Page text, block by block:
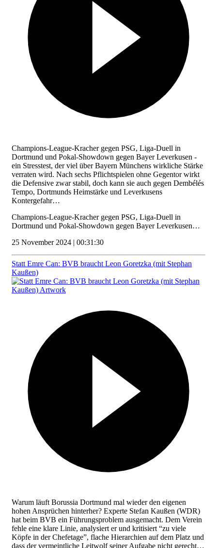
Champions-League-Kracher gegen PSG, Liga-Duell in
Dortmund und Pokal-Showdown gegen Bayer Leverkusen -
ein Stresstest, der viel über Bayern Münchens wirkliche Stärke
verraten wird. Nach sechs Pflichtspielen ohne Gegentor wirkt
die Defensive zwar stabil, doch kann sie auch gegen Dembélés
Tempo, Dortmunds Heimstärke und Leverkusens
Kontergefahr…
Champions-League-Kracher gegen PSG, Liga-Duell in
Dortmund und Pokal-Showdown gegen Bayer Leverkusen…
25 November 2024 | 00:31:30
Statt Emre Can: BVB braucht Leon Goretzka (mit Stephan
Kaußen)
Warum läuft Borussia Dortmund mal wieder den eigenen
hohen Ansprüchen hinterher? Experte Stefan Kaußen (WDR)
hat beim BVB ein Führungsproblem ausgemacht. Dem Verein
fehle eine klare Linie, analysiert er und kritisiert “zu viele
Köpfe in der Chefetage”, flache Hierarchien auf dem Platz und
dass der vermeintliche Leitwolf seiner Aufgabe nicht gerecht…